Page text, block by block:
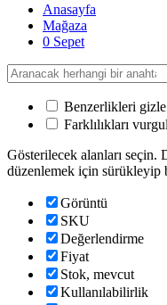
Anasayfa
Mağaza
0 Sepet
Benzerlikleri gizle
Farklılıkları
Gösterilecek alanları seçin.
düzenlemek için sürükleyip
Görüntü
SKU
Değerlendirme
Fiyat
Stok, mevcut
Kullanılabilirlik